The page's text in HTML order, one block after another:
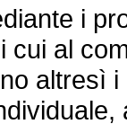
i
cui al
altresì